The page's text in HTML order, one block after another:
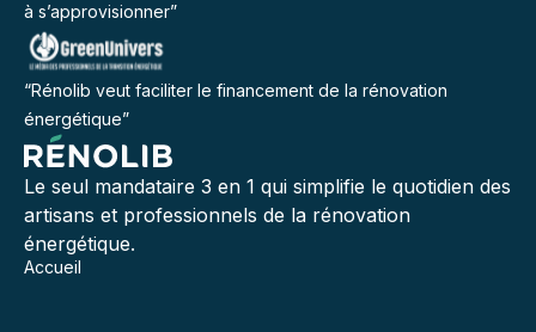
à s’approvisionner”
“Rénolib veut faciliter le financement de la rénovation
énergétique”
Le seul mandataire 3 en 1 qui simplifie le quotidien des
artisans et professionnels de la rénovation
énergétique.
Accueil